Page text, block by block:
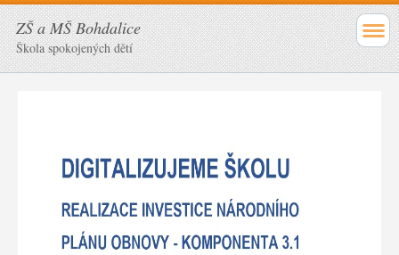
ZŠ a MŠ Bohdalice
Škola spokojených dětí